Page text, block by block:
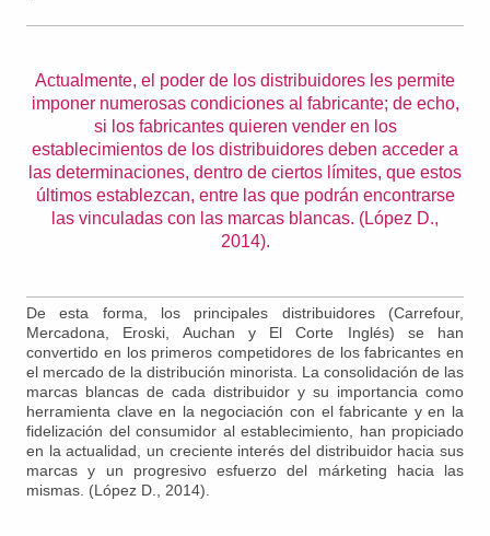
Actualmente, el poder de los distribuidores les permite
imponer numerosas condiciones al fabricante; de echo,
si los fabricantes quieren vender en los
establecimientos de los distribuidores deben acceder a
las determinaciones, dentro de ciertos límites, que estos
últimos establezcan, entre las que podrán encontrarse
las vinculadas con las marcas blancas. (López D.,
2014).
De esta forma, los principales distribuidores (Carrefour,
Mercadona, Eroski, Auchan y El Corte Inglés) se han
convertido en los primeros competidores de los fabricantes en
el mercado de la distribución minorista. La consolidación de las
marcas blancas de cada distribuidor y su importancia como
herramienta clave en la negociación con el fabricante y en la
fidelización del consumidor al establecimiento, han propiciado
en la actualidad, un creciente interés del distribuidor hacia sus
marcas y un progresivo esfuerzo del márketing hacia las
mismas. (López D., 2014).